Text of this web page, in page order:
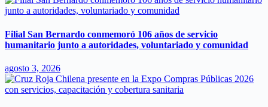
Filial San Bernardo conmemoró 106 años de servicio
humanitario junto a autoridades, voluntariado y comunidad
agosto 3, 2026